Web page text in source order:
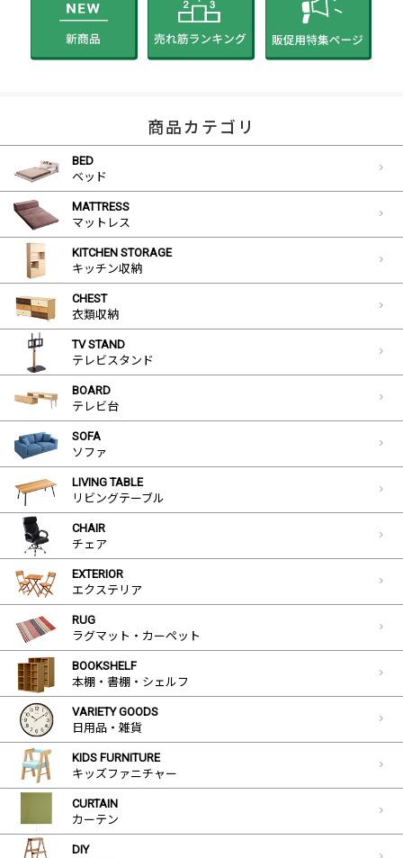
商品カテゴリ
BED
ベッド
MATTRESS
マットレス
KITCHEN STORAGE
キッチン収納
CHEST
衣類収納
TV STAND
テレビスタンド
BOARD
テレビ台
SOFA
ソファ
LIVING TABLE
リビングテーブル
CHAIR
チェア
EXTERIOR
エクステリア
RUG
ラグマット・カーペット
BOOKSHELF
本棚・書棚・シェルフ
VARIETY GOODS
日用品・雑貨
KIDS FURNITURE
キッズファニチャー
CURTAIN
カーテン
DIY